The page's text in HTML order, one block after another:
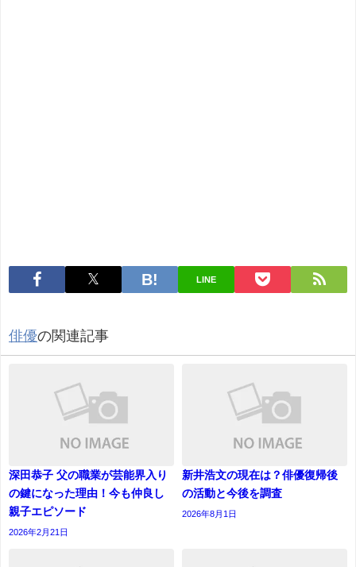
LINE
俳優の関連記事
深田恭子 父の職業が芸能界入り
の鍵になった理由！今も仲良し
親子エピソード
2026年2月21日
新井浩文の現在は？俳優復帰後
の活動と今後を調査
2026年8月1日